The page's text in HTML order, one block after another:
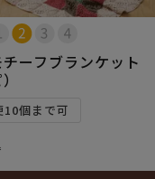
ーフブランケット
10個まで可